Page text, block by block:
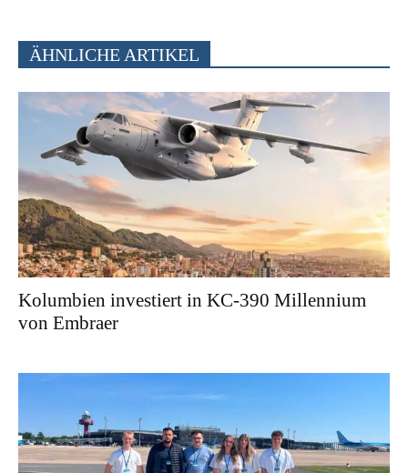
ÄHNLICHE ARTIKEL
Kolumbien investiert in KC-390 Millennium
von Embraer